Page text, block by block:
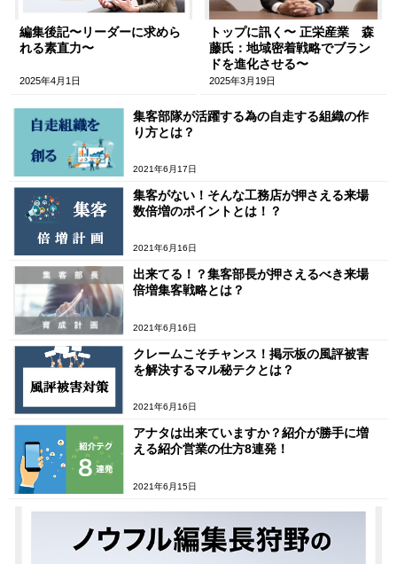
編集後記〜リーダーに求めら
れる素直力〜
2025年4月1日
トップに訊く〜 正栄産業 森
藤氏：地域密着戦略でブラン
ドを進化させる〜
2025年3月19日
集客部隊が活躍する為の自走する組織の作
り方とは？
2021年6月17日
集客がない！そんな工務店が押さえる来場
数倍増のポイントとは！？
2021年6月16日
出来てる！？集客部長が押さえるべき来場
倍増集客戦略とは？
2021年6月16日
クレームこそチャンス！掲示板の風評被害
を解決するマル秘テクとは？
2021年6月16日
アナタは出来ていますか？紹介が勝手に増
える紹介営業の仕方8連発！
2021年6月15日